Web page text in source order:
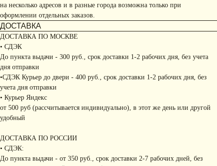
на несколько адресов и в разные города возможна только при
оформлении отдельных заказов.
ДОСТАВКА
ДОСТАВКА ПО МОСКВЕ
• СДЭК
До пункта выдачи - 300 руб., срок доставки 1-2 рабочих дня, без учета
дня отправки
•СДЭК Курьер до двери - 400 руб., срок доставки 1-2 рабочих дня, без
учета дня отправки
• Курьер Яндекс
от 500 руб (рассчитывается индивидуально), в этот же день или другой
удобный
ДОСТАВКА ПО РОССИИ
• СДЭК:
До пункта выдачи - от 350 руб., срок доставки 2-7 рабочих дней, без